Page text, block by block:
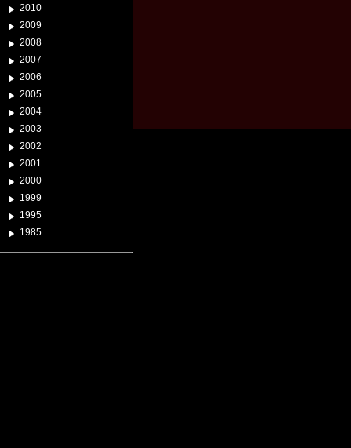
2010
2009
2008
2007
2006
2005
2004
2003
2002
2001
2000
1999
1995
1985